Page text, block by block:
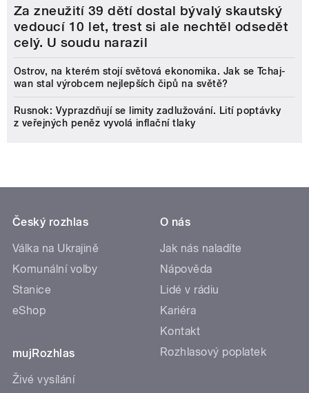
Za zneužití 39 dětí dostal bývalý skautský
vedoucí 10 let, trest si ale nechtěl odsedět
celý. U soudu narazil
Ostrov, na kterém stojí světová ekonomika. Jak se Tchaj-
wan stal výrobcem nejlepších čipů na světě?
Rusnok: Vyprazdňují se limity zadlužování. Lití poptávky
z veřejných peněz vyvolá inflační tlaky
Český rozhlas
Válka na Ukrajině
Komunální volby
Stanice
eShop
mujRozhlas
Živé vysílání
O nás
Jak nás naladíte
Nápověda
Lidé v rádiu
Kariéra
Kontakt
Rozhlasový poplatek